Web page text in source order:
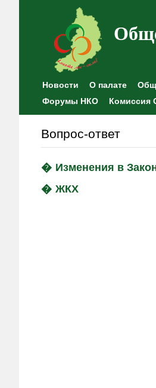
Новости О палате
Форумы НКО
Комиссия
Вопрос-ответ
Изменения в
ЖКХ